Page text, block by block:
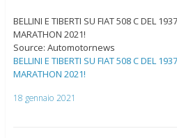
BELLINI E TIBERTI SU FIAT 508 C DEL
MARATHON 2021!
Source: Automotornews
BELLINI E TIBERTI SU FIAT 508 C DEL
MARATHON 2021!
18 gennaio 2021